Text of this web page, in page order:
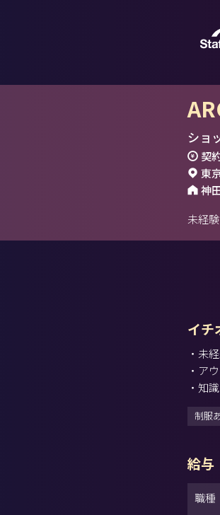
ショ
契
東
神
未経
イチ
・未
・ア
・知
制服
給与
職種